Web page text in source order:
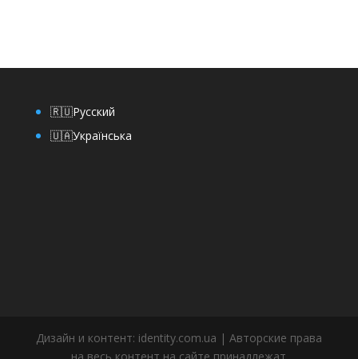
Русский
Українська
Дизайн и контент: identity.com.ua | Авторские права